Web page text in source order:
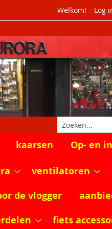
Welkom! Log
Zoek
kaarsen Op- en
ventilatoren
de vlogger
fiets